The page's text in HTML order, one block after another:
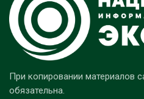
При копировании материалов
обязательна.